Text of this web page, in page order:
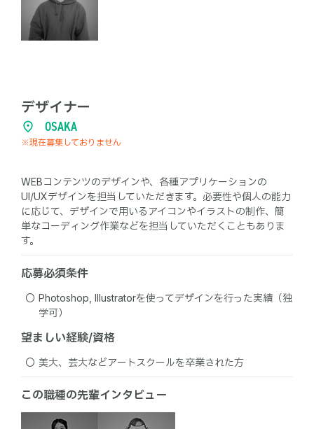
デザイナー
OSAKA
※現在募集しておりません
WEBコンテンツのデザインや、各種アプリケーションの
UI/UXデザインを担当していただきます。必要性や個人の能力
に応じて、デザインで用いるアイコンやイラストの制作、簡
単なコーディング作業などを担当していただくこともありま
す。
応募必須条件
Photoshop, Illustratorを使ってデザインを行った実績（独
学可）
望ましい経験/資格
美大、芸大などアートスクールを卒業された方
この職種の先輩インタビュー